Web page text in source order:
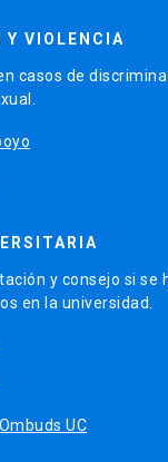
Y VIOLENCIA
casos de
y consejo si se
en la universidad.
UC